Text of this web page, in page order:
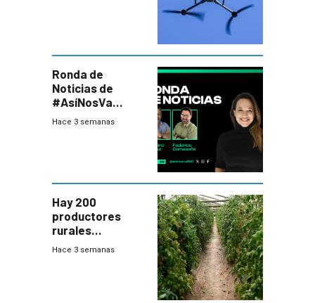
Ronda de
Noticias de
#AsíNosVa
(20/7/26)
Hace 3 semanas
Hay 200
productores
rurales
afectados tras
Hace 3 semanas